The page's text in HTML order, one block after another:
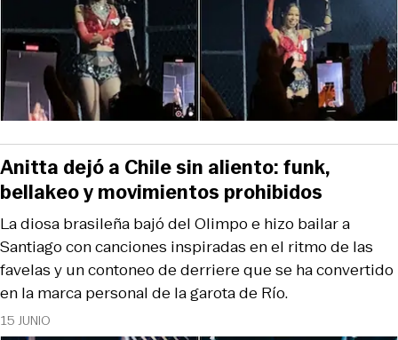
15 JUNIO
La diosa brasileña bajó del Olimpo e hizo bailar a
Santiago con canciones inspiradas en el ritmo de las
favelas y un contoneo de derriere que se ha convertido
en la marca personal de la garota de Río.
Anitta dejó a Chile sin aliento: funk,
bellakeo y movimientos prohibidos